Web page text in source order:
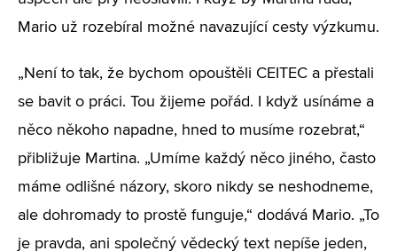
Mario už rozebíral možné navazující cesty výzkumu.
„Není to tak, že bychom opouštěli CEITEC a přestali
se bavit o práci. Tou žijeme pořád. I když usínáme a
něco někoho napadne, hned to musíme rozebrat,“
přibližuje Martina. „Umíme každý něco jiného, často
máme odlišné názory, skoro nikdy se neshodneme,
ale dohromady to prostě funguje,“ dodává Mario. „To
je pravda, ani společný vědecký text nepíše jeden,